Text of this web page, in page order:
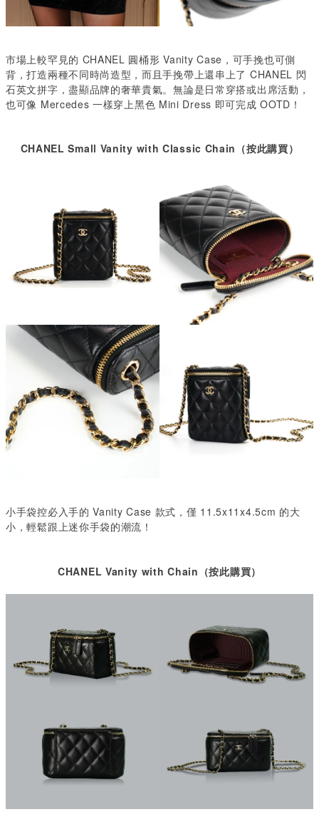
市場上較罕見的 CHANEL 圓桶形 Vanity Case，可手挽也可側
背，打造兩種不同時尚造型，而且手挽帶上還串上了 CHANEL 閃
石英文拼字，盡顯品牌的奢華貴氣。無論是日常穿搭或出席活動，
也可像 Mercedes 一樣穿上黑色 Mini Dress 即可完成 OOTD！
CHANEL Small Vanity with Classic Chain（按此購買）
小手袋控必入手的 Vanity Case 款式，僅 11.5x11x4.5cm 的大
小，輕鬆跟上迷你手袋的潮流！
CHANEL Vanity with Chain（按此購買）